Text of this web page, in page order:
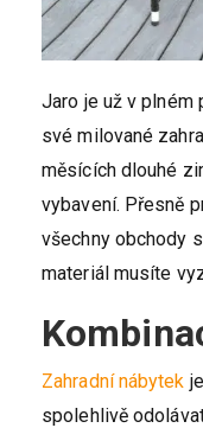
Jaro je už v plném
své milované
měsících dlouhé
vybavení. Přesně
všechny obchody
materiál musíte
Zahradní nábytek
spolehlivě